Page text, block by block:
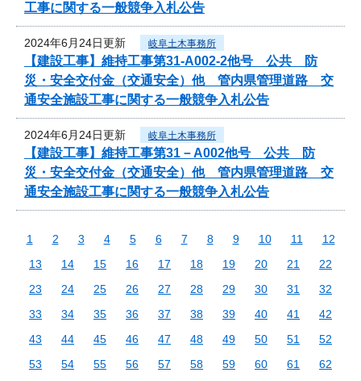
工事に関する一般競争入札公告
2024年6月24日更新 岐阜土木事務所
【建設工事】維持工事第31-A002-2他号 公共 防
災・安全交付金（交通安全）他 管内県管理道路 交
通安全施設工事に関する一般競争入札公告
2024年6月24日更新 岐阜土木事務所
【建設工事】維持工事第31－A002他号 公共 防
災・安全交付金（交通安全）他 管内県管理道路 交
通安全施設工事に関する一般競争入札公告
1 2 3 4 5 6 7 8 9 10 11
12
13
14 15 16 17 18 19 20 21
22
23
24 25 26 27 28 29 30 31
32
33
34 35 36 37 38 39 40 41
42
43
44 45 46 47 48 49 50 51
52
53
54 55 56 57 58 59 60 61
62